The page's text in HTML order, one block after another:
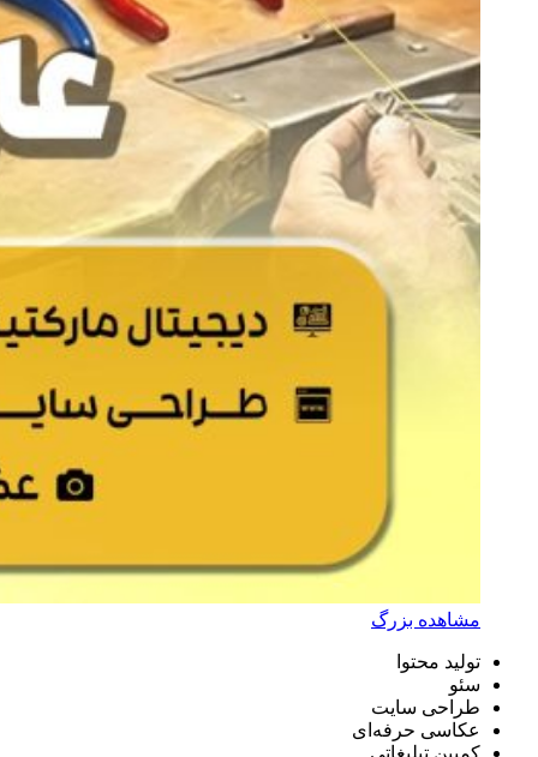
مشاهده بزرگ
تولید محتوا
سئو
طراحی سایت
عکاسی حرفه‌ای